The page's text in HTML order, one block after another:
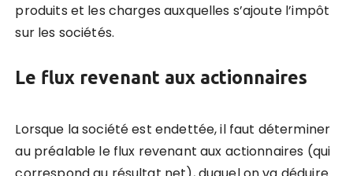
produits et les charges auxquelles s’ajoute l’impôt
sur les sociétés.
Le flux revenant aux actionnaires
Lorsque la société est endettée, il faut déterminer
au préalable le flux revenant aux actionnaires (qui